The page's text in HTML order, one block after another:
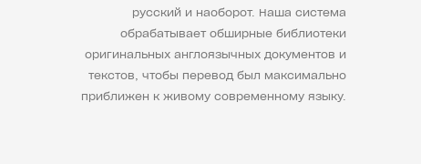
русский и наоборот. Наша система
обрабатывает обширные библиотеки
оригинальных англоязычных документов и
текстов, чтобы перевод был максимально
приближен к живому современному языку.